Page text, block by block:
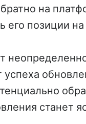
на
его позиции
успеха
станет